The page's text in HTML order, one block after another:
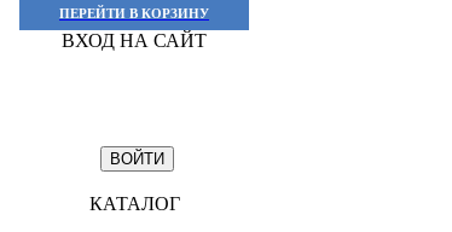
ПЕРЕЙТИ В КОРЗИНУ
ВХОД НА САЙТ
КАТАЛОГ